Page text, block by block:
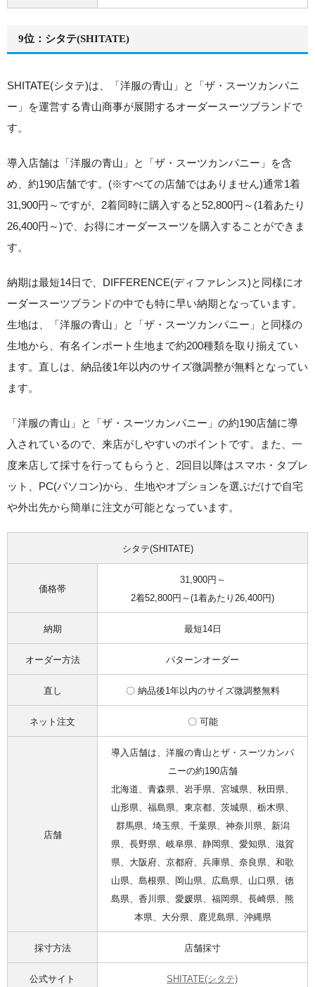
9位：シタテ(SHITATE)
SHITATE(シタテ)は、「洋服の青山」と「ザ・スーツカンパニ
ー」を運営する青山商事が展開するオーダースーツブランドで
す。
導入店舗は「洋服の青山」と「ザ・スーツカンパニー」を含
め、約190店舗です。(※すべての店舗ではありません)通常1着
31,900円～ですが、2着同時に購入すると52,800円～(1着あたり
26,400円～)で、お得にオーダースーツを購入することができま
す。
納期は最短14日で、DIFFERENCE(ディファレンス)と同様にオ
ーダースーツブランドの中でも特に早い納期となっています。
生地は、「洋服の青山」と「ザ・スーツカンパニー」と同様の
生地から、有名インポート生地まで約200種類を取り揃えてい
ます。直しは、納品後1年以内のサイズ微調整が無料となってい
ます。
「洋服の青山」と「ザ・スーツカンパニー」の約190店舗に導
入されているので、来店がしやすいのポイントです。また、一
度来店して採寸を行ってもらうと、 2回目以降はスマホ・タブレ
ット、PC(パソコン)から、生地やオプションを選ぶだけで自宅
や外出先から簡単に注文が可能となっています。
シタテ(SHITATE)
価格帯
31,900円～
2着52,800円～(1着あたり26,400円)
納期 最短14日
オーダー方法 パターンオーダー
直し 〇 納品後1年以内のサイズ微調整無料
ネット注文 〇 可能
店舗
導入店舗は、洋服の青山とザ・スーツカンパ
ニーの約190店舗
北海道、青森県、岩手県、宮城県、秋田県、
山形県、福島県、東京都、茨城県、栃木県、
群馬県、埼玉県、千葉県、神奈川県、新潟
県、長野県、岐阜県、静岡県、愛知県、滋賀
県、大阪府、京都府、兵庫県、奈良県、和歌
山県、島根県、岡山県、広島県、山口県、徳
島県、香川県、愛媛県、福岡県、長崎県、熊
本県、大分県、鹿児島県、沖縄県
採寸方法 店舗採寸
公式サイト SHITATE(シタテ)